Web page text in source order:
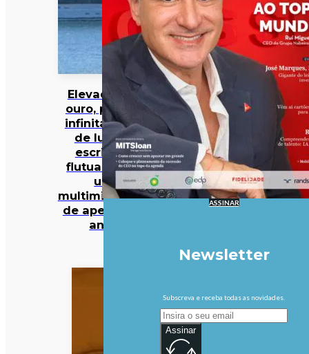
Elevador de
ouro, piscina
infinita e spa
de luxo: o
escritório
flutuante de
um
multimilionário
de apenas 27
anos
ASSINAR
Newsletter
Subscreva e receba todas as novidades.
Assinar